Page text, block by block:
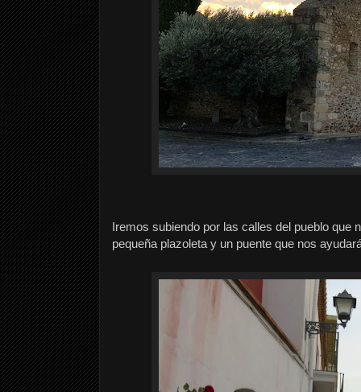
Iremos subiendo por las calles del pueblo que
pequeña plazoleta y un puente que nos